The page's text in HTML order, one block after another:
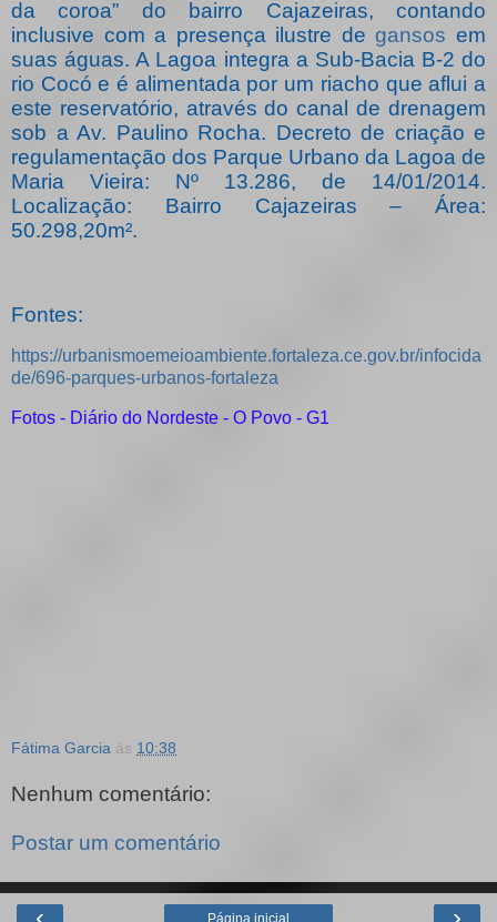
da coroa” do bairro Cajazeiras, contando
inclusive com a presença ilustre degansos em
suas águas. A Lagoa integra a Sub-Bacia B-2 do
rio Cocó e é alimentada por um riacho que aflui a
este reservatório, através do canal de drenagem
sob a Av. Paulino Rocha. Decreto de criação e
regulamentação dos Parque Urbano da Lagoa de
Maria Vieira: Nº 13.286, de 14/01/2014.
Localização: Bairro Cajazeiras – Área:
50.298,20m².
Fontes:
https://urbanismoemeioambiente.fortaleza.ce.gov.br/infocida
de/696-parques-urbanos-fortaleza
Fotos - Diário do Nordeste - O Povo - G1
Fátima Garcia às 10:38
Nenhum comentário:
Postar um comentário
Página inicial